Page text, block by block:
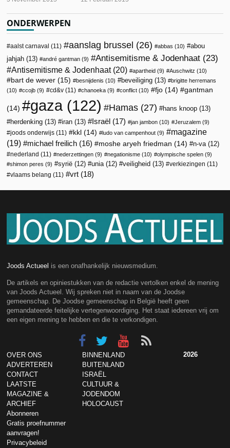
ONDERWERPEN
aalst carnaval (11) aanslag brussel (26) abbas (10)
abou
jahjah (13) andré gantman (9) Antisemitisme & Jodenhaat (23)
Antisemitisme & Jodenhaat(20) apartheid (9) Auschwitz (10)
bart de wever (15) besnijdenis (10) beveiliging (13)
brigitte herremans
(10)
ccojb (9) cd&v (11) chanoeka (9) conflict (10) fjo (14) gantman
(14) gaza(122) Hamas (27) hans knoop (13)
herdenking (13) iran (13) Israël (17) jan jambon (10) Jeruzalem (9)
joods onderwijs (11) kkl (14) ludo van campenhout (9)
magazine
(19)
michael freilich (16) moshe aryeh friedman (14) n-va(12)
nederland (11) nederzettingen (9) negationisme (10) olympische spelen (9)
shimon peres (9) syrië (12) unia(12) veiligheid (13) verkiezingen (11)
vlaams belang (11) vrt (18)
Joods Actueel is een onafhankelijk nieuwsmedium.
De artikels en opiniestukken van de redactie vertolken enkel de mening
van Joods Actueel. Wij spreken niet in naam van de Joodse
gemeenschap. De Joodse gemeenschap in België heeft geen
gemandateerde feitelijke vertegenwoordiging. Het staat iedereen vrij om
een eigen mening te hebben en die te verkondigen.
OVER ONS
ADVERTEREN
CONTACT
LAATSTE
MAGAZINE &
ARCHIEF
Abonneren
Gratis proefnummer
aanvragen!
Privacybeleid
BINNENLAND
BUITENLAND
ISRAËL
CULTUUR &
JODENDOM
HOLOCAUST
2026